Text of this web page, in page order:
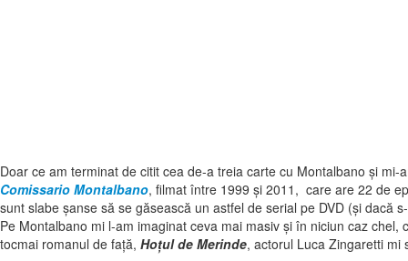
Doar ce am terminat de citit cea de-a treia carte cu Montalbano şi
Comissario Montalbano, filmat între 1999 şi 2011, care are 22 de
sunt slabe şanse să se găsească un astfel de serial pe DVD (şi dacă
Pe Montalbano mi l-am imaginat ceva mai masiv şi în niciun caz
tocmai romanul de faţă, Hoţul de Merinde, actorul Luca Zingaretti mi